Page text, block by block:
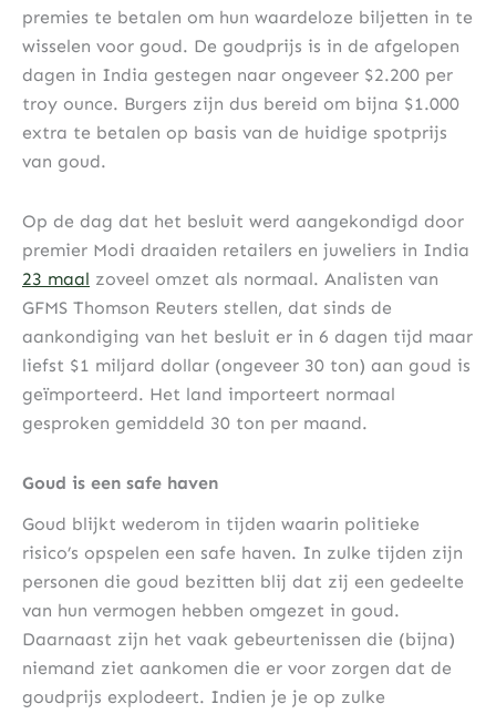
premies te betalen om hun waardeloze biljetten in te
wisselen voor goud. De goudprijs is in de afgelopen
dagen in India gestegen naar ongeveer $2.200 per
troy ounce. Burgers zijn dus bereid om bijna $1.000
extra te betalen op basis van de huidige spotprijs
van goud.
Op de dag dat het besluit werd aangekondigd door
premier Modi draaiden retailers en juweliers in India
23 maal zoveel omzet als normaal. Analisten van
GFMS Thomson Reuters stellen, dat sinds de
aankondiging van het besluit er in 6 dagen tijd maar
liefst $1 miljard dollar (ongeveer 30 ton) aan goud is
geïmporteerd. Het land importeert normaal
gesproken gemiddeld 30 ton per maand.
Goud is een safe haven
Goud blijkt wederom in tijden waarin politieke
risico’s opspelen een safe haven. In zulke tijden zijn
personen die goud bezitten blij dat zij een gedeelte
van hun vermogen hebben omgezet in goud.
Daarnaast zijn het vaak gebeurtenissen die (bijna)
niemand ziet aankomen die er voor zorgen dat de
goudprijs explodeert. Indien je je op zulke